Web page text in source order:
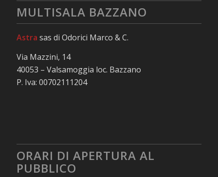
MULTISALA BAZZANO
Astra sas di Odorici Marco & C.
Via Mazzini, 14
40053 – Valsamoggia loc. Bazzano
P. Iva: 00702111204
ORARI DI APERTURA AL
PUBBLICO